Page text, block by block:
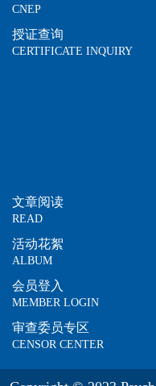
CNEP
授证查询
CERTIFICATE INQUIRY
文章阅读
READ
活动花絮
ALBUM
会员登入
MEMBER LOGIN
审查委员专区
CENSOR CENTER